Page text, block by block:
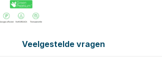
Veelgestelde vragen